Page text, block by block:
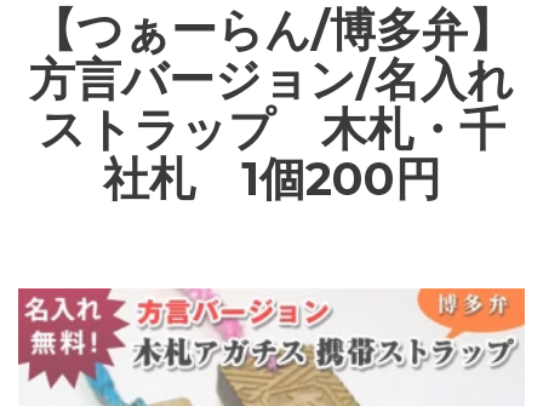
【つぁーらん/博多弁】
方言バージョン/名入れ
ストラップ 木札・千
社札 1個200円